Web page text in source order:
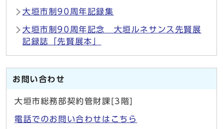
大垣市制90周年記録集
大垣市制90周年記念 大垣ルネサンス先賢展
記録誌「先賢展本」
お問い合わせ
大垣市総務部契約管財課[3階]
電話でのお問い合わせはこちら